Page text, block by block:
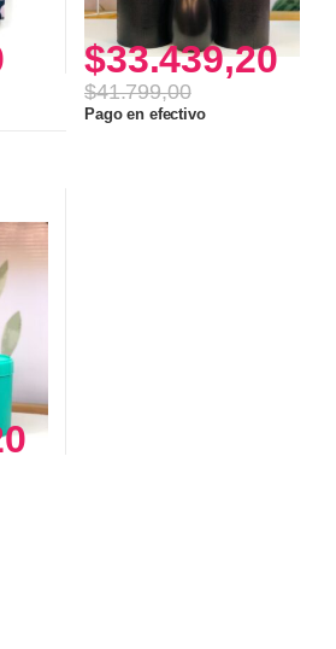
$33.439,20
$41.799,00
Pago en efectivo